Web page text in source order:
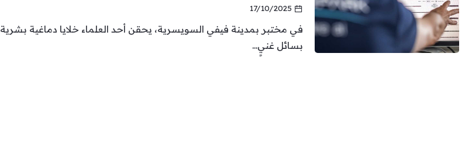
17/10/2025
في مختبر بمدينة فيفي السويسرية، يحقن أحد العلماء خلايا دماغية بشرية
بسائل غنيٍ...